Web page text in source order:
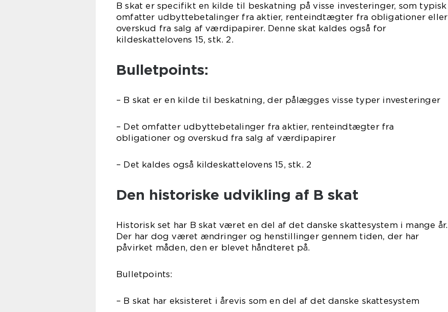
B skat er specifikt en kilde til beskatning på visse investeringer, som typisk
omfatter udbyttebetalinger fra aktier, renteindtægter fra obligationer eller
overskud fra salg af værdipapirer. Denne skat kaldes også for
kildeskattelovens 15, stk. 2.
Bulletpoints:
– B skat er en kilde til beskatning, der pålægges visse typer investeringer
– Det omfatter udbyttebetalinger fra aktier, renteindtægter fra
obligationer og overskud fra salg af værdipapirer
– Det kaldes også kildeskattelovens 15, stk. 2
Den historiske udvikling af B skat
Historisk set har B skat været en del af det danske skattesystem i mange år.
Der har dog været ændringer og henstillinger gennem tiden, der har
påvirket måden, den er blevet håndteret på.
Bulletpoints:
– B skat har eksisteret i årevis som en del af det danske skattesystem